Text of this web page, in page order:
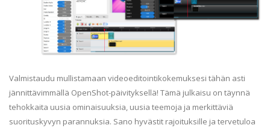
Valmistaudu mullistamaan videoeditointikokemuksesi tähän asti
jännittävimmällä OpenShot-päivityksellä! Tämä julkaisu on täynnä
tehokkaita uusia ominaisuuksia, uusia teemoja ja merkittäviä
suorituskyvyn parannuksia. Sano hyvästit rajoituksille ja tervetuloa